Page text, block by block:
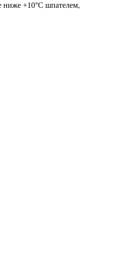
ниже +10°С шпателем,